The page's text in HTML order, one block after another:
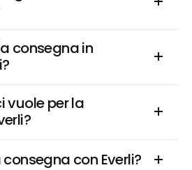
consegna in
vuole per la
con Everli?